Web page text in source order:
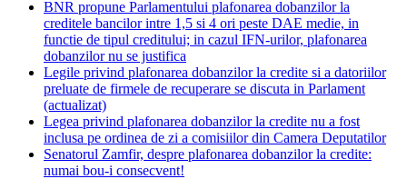
BNR propune Parlamentului plafonarea dobanzilor la
creditele bancilor intre 1,5 si 4 ori peste DAE medie, in
functie de tipul creditului; in cazul IFN-urilor, plafonarea
dobanzilor nu se justifica
Legile privind plafonarea dobanzilor la credite si a datoriilor
preluate de firmele de recuperare se discuta in Parlament
(actualizat)
Legea privind plafonarea dobanzilor la credite nu a fost
inclusa pe ordinea de zi a comisiilor din Camera Deputatilor
Senatorul Zamfir, despre plafonarea dobanzilor la credite:
numai bou-i consecvent!